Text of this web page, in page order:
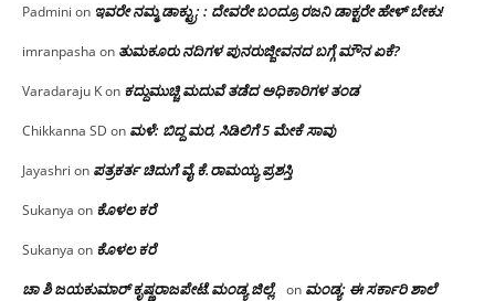
Padmini on ಇವರೇ ನಮ್ಮ ಡಾಕ್ಟ್ರು; : ದೇವರೇ ಬಂದ್ರೂ ರಜನಿ ಡಾಕ್ಟರೇ ಹೇಳ್ ಬೇಕು!
imranpasha on ತುಮಕೂರು ನದಿಗಳ ಪುನರುಜ್ಜೀವನದ ಬಗ್ಗೆ ಮೌನ ಏಕೆ?
Varadaraju Kon ಕದ್ದುಮುಚ್ಚಿ ಮದುವೆ ತಡೆದ ಅಧಿಕಾರಿಗಳ ತಂಡ
Chikkanna SD on ಮಳೆ: ಬಿದ್ದ ಮರ, ಸಿಡಿಲಿಗೆ 5 ಮೇಕೆ ಸಾವು
Jayashri on ಪತ್ರಕರ್ತ ಚಿದುಗೆ ವೈ.ಕೆ.ರಾಮಯ್ಯ ಪ್ರಶಸ್ತಿ
Sukanya on ಕೊಳಲ ಕರೆ
Sukanya on ಕೊಳಲ ಕರೆ
ಚಾ ಶಿ ಜಯಕುಮಾರ್ ಕೃಷ್ಣರಾಜಪೇಟೆ.ಮಂಡ್ಯ ಜಿಲ್ಲೆ. on ಮಂಡ್ಯ: ಈ ಸರ್ಕಾರಿ ಶಾಲೆ